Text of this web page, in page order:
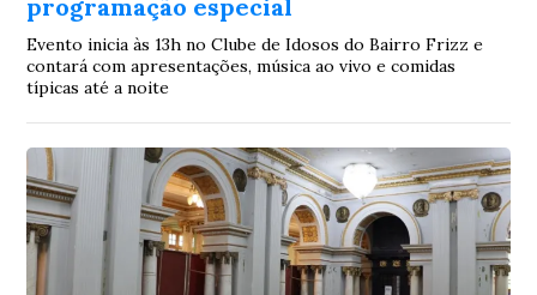
programação especial
Evento inicia às 13h no Clube de Idosos do Bairro Frizz e
contará com apresentações, música ao vivo e comidas
típicas até a noite